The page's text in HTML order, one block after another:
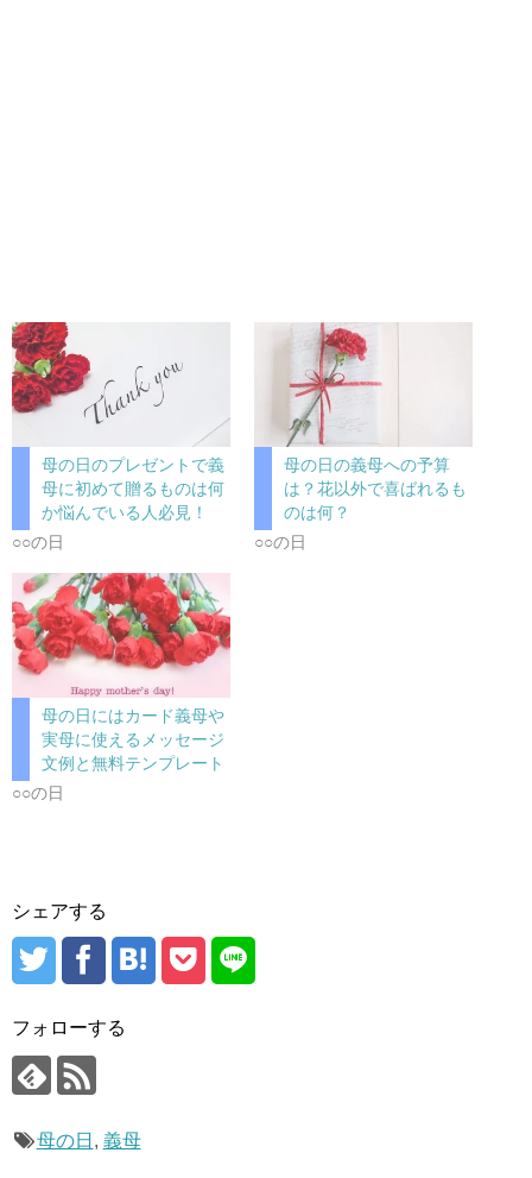
母の日のプレゼントで義
母に初めて贈るものは何
か悩んでいる人必見！
○○の日
母の日の義母への予算
は？花以外で喜ばれるも
のは何？
○○の日
母の日にはカード義母や
実母に使えるメッセージ
文例と無料テンプレート
○○の日
シェアする
フォローする
母の日 , 義母